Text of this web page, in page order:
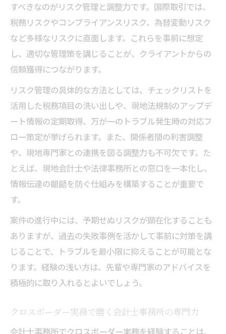
すべきなのがリスク管理と調整力です。国際取引では、
税務リスクやコンプライアンスリスク、為替変動リスク
など多様なリスクに直面します。これらを事前に想定
し、適切な管理策を講じることが、クライアントからの
信頼獲得につながります。
リスク管理の具体的な方法としては、チェックリストを
活用した税務項目の洗い出しや、現地法規制のアップデ
ート情報の定期取得、万が一のトラブル発生時の対応フ
ロー策定が挙げられます。また、関係者間の利害調整
や、現地専門家との連携を図る調整力も不可欠です。た
とえば、現地会計士や法律事務所との窓口を一本化し、
情報伝達の齟齬を防ぐ仕組みを構築することが重要で
す。
案件の進行中には、予期せぬリスクが顕在化することも
ありますが、過去の失敗事例を活かして事前に対策を講
じることで、トラブルを最小限に抑えることが可能とな
ります。経験の浅い方は、先輩や専門家のアドバイスを
積極的に取り入れるとよいでしょう。
クロスボーダー実務で磨く会計士事務所の専門力